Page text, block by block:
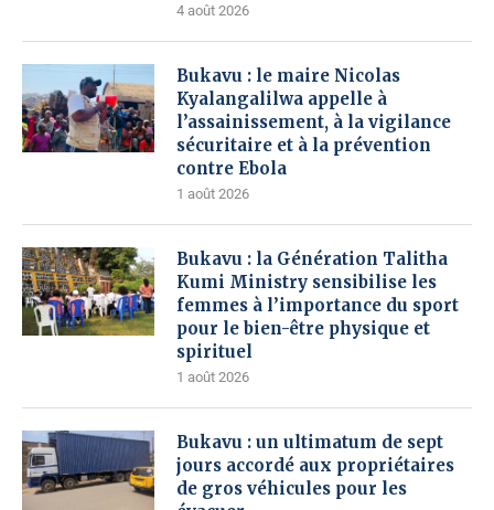
4 août 2026
Bukavu : le maire Nicolas
Kyalangalilwa appelle à
l’assainissement, à la vigilance
sécuritaire et à la prévention
contre Ebola
1 août 2026
Bukavu : la Génération Talitha
Kumi Ministry sensibilise les
femmes à l’importance du sport
pour le bien-être physique et
spirituel
1 août 2026
Bukavu : un ultimatum de sept
jours accordé aux propriétaires
de gros véhicules pour les